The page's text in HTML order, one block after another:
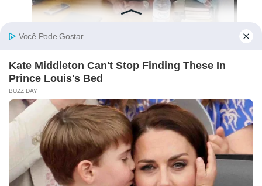
Comandante Nacional Da UIR Para
Levanta Alerta Nas Forças De Segurança